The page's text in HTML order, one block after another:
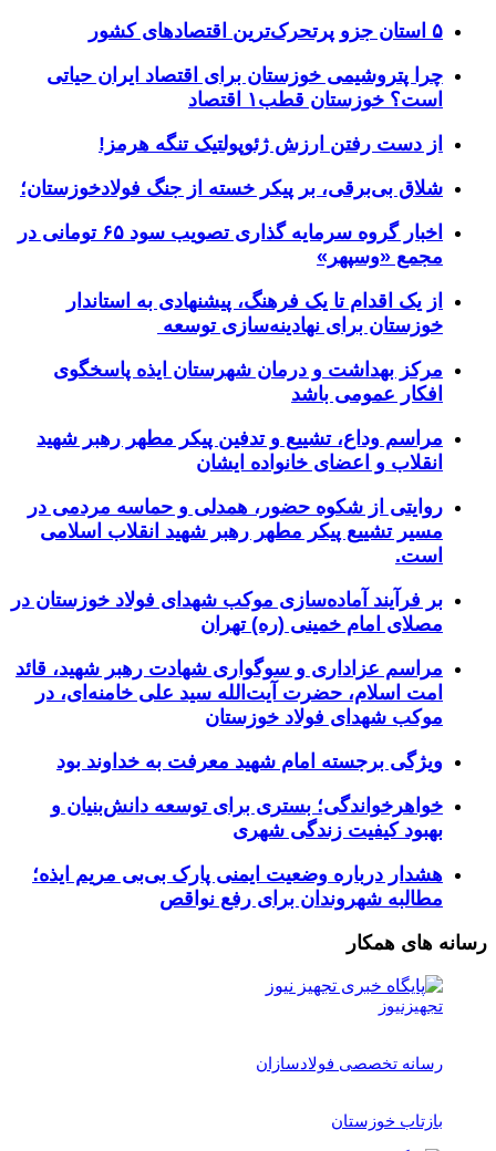
۵ استان جزو پرتحرک‌ترین اقتصاد‌های کشور
چرا پتروشیمی خوزستان برای اقتصاد ایران حیاتی
است؟ خوزستان قطب۱ اقتصاد
از دست رفتن ارزش ژئوپولتیک تنگه هرمز!
شلاق‌ بی‌برقی، بر پیکر خسته‌ از جنگ فولادخوزستان؛
اخبار گروه سرمایه گذاری تصویب سود ۶۵ تومانی در
مجمع «وسپهر»
از یک اقدام تا یک فرهنگ، پیشنهادی به استاندار
خوزستان برای نهادینه‌سازی توسعه
مرکز بهداشت و درمان شهرستان ایذه پاسخگوی
افکار عمومی باشد
مراسم وداع، تشییع و تدفین پیکر مطهر رهبر شهید
انقلاب و اعضای خانواده ایشان
روایتی از شکوه حضور، همدلی و حماسه مردمی در
مسیر تشییع پیکر مطهر رهبر شهید انقلاب اسلامی
است.
بر فرآیند آماده‌سازی موکب شهدای فولاد خوزستان در
مصلای امام خمینی (ره) تهران
مراسم عزاداری و سوگواری شهادت رهبر شهید، قائد
امت اسلام، حضرت آیت‌الله سید علی خامنه‌ای، در
موکب شهدای فولاد خوزستان
ویژگی برجسته امام شهید معرفت به خداوند بود
خواهرخواندگی؛ بستری برای توسعه دانش‌بنیان و
بهبود کیفیت زندگی شهری
هشدار درباره وضعیت ایمنی پارک بی‌بی مریم ایذه؛
مطالبه شهروندان برای رفع نواقص
رسانه های همکار
تجهیزنیوز
رسانه تخصصی فولادسازان
بازتاب خوزستان